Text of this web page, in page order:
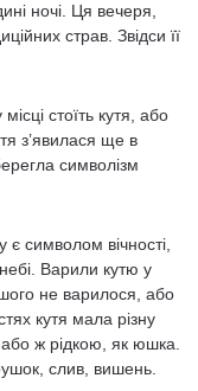
ночі. Ця вечеря,
страв. Звідси її
стоїть кутя, або
з’явилася ще в
символізм
символом вічності,
Варили кутю у
не варилося, або
кутя мала різну
ж рідкою, як юшка.
слив, вишень.